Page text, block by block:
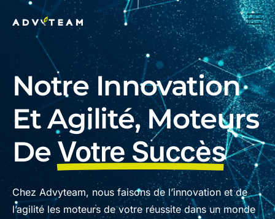
Notre Innovation
Et Agilité, Moteurs
De Votre Succès
Chez Advyteam, nous faisons de l’innovation et de
l’agilité les moteurs de votre réussite dans un monde